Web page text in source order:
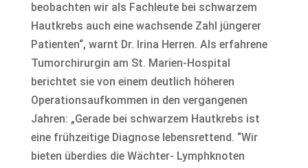
beobachten wir als Fachleute bei schwarzem
Hautkrebs auch eine wachsende Zahl jüngerer
Patienten“, warnt Dr. Irina Herren. Als erfahrene
Tumorchirurgin am St. Marien-Hospital
berichtet sie von einem deutlich höheren
Operationsaufkommen in den vergangenen
Jahren: „Gerade bei schwarzem Hautkrebs ist
eine frühzeitige Diagnose lebensrettend. “Wir
bieten überdies die Wächter- Lymphknoten